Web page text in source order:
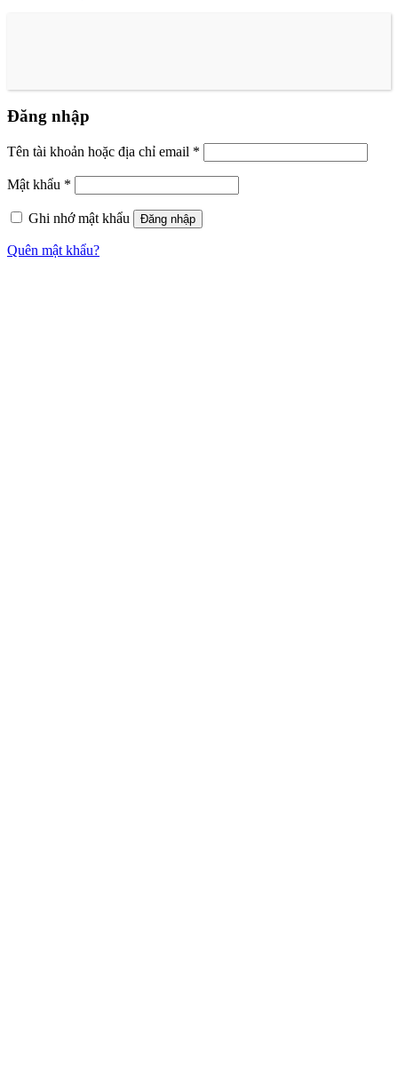
Đăng nhập
Tên tài khoản hoặc địa chỉ email *
Mật khẩu *
Ghi nhớ mật khẩu Đăng nhập
Quên mật khẩu?